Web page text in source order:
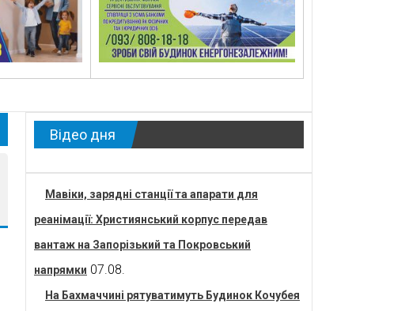
Відео дня
Мавіки, зарядні станції та апарати для
реанімації: Християнський корпус передав
вантаж на Запорізький та Покровський
напрямки 07.08.
На Бахмаччині рятуватимуть Будинок Кочубея